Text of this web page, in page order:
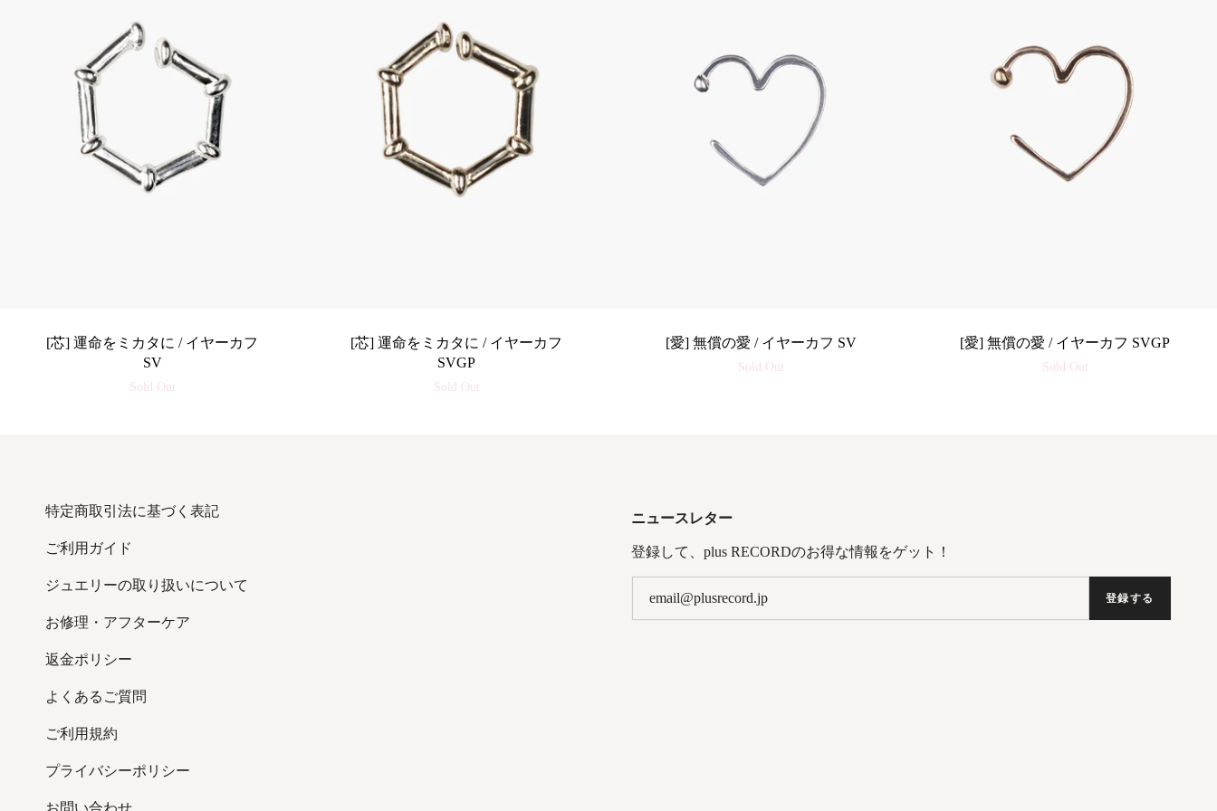
[芯] 運命をミカタに / イヤーカフ
SV
Sold Out
[芯] 運命をミカタに / イヤーカフ
SVGP
Sold Out
[愛] 無償の愛 / イヤーカフ SV
Sold Out
[愛] 無償の愛 / イヤーカフ SVGP
Sold Out
特定商取引法に基づく表記
ご利用ガイド
ジュエリーの取り扱いについて
お修理・アフターケア
返金ポリシー
よくあるご質問
ご利用規約
プライバシーポリシー
お問い合わせ
ニュースレター
登録して、plus RECORDのお得な情報をゲット！
登録する